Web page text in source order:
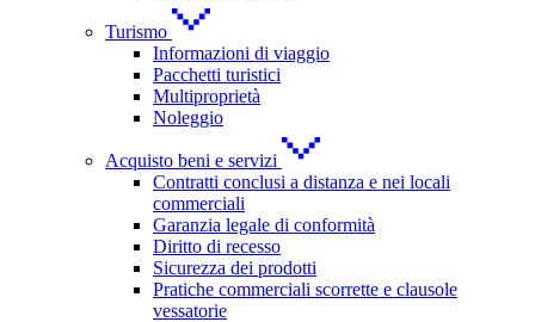
Turismo
Informazioni di viaggio
Pacchetti turistici
Multiproprietà
Noleggio
Acquisto beni e servizi
Contratti conclusi a distanza e nei locali
commerciali
Garanzia legale di conformità
Diritto di recesso
Sicurezza dei prodotti
Pratiche commerciali scorrette e clausole
vessatorie